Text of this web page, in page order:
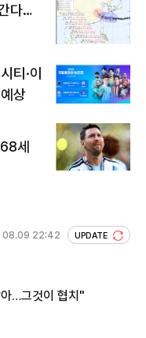
다…
티·이
상
세
08.09 22:42 UPDATE
…그것이 협치"